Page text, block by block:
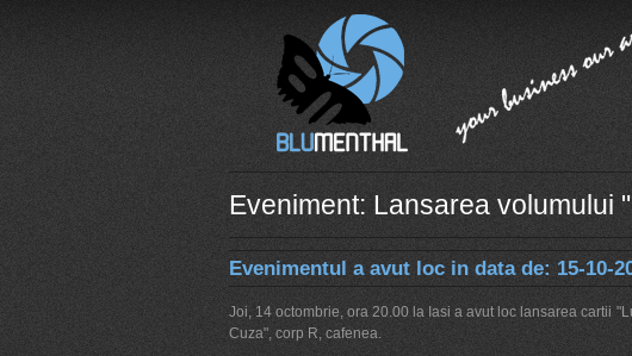
Eveniment: Lansarea volumului
Evenimentul a avut loc in data de: 15-10-
Joi, 14 octombrie, ora 20.00 la Iasi a avut loc lansarea cartii
Cuza", corp R, cafenea.